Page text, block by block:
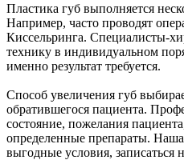
Пластика губ выполняется
Например, часто проводят
Киссельринга. Специалисты-
технику в индивидуальном
именно результат требуется.
Способ увеличения губ
обратившегося пациента.
состояние, пожелания
определенные препараты.
выгодные условия,